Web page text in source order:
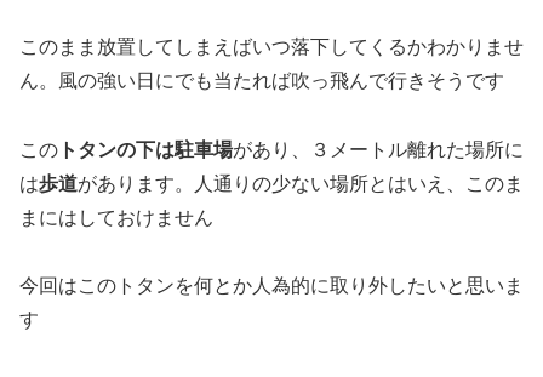
このまま放置してしまえばいつ落下してくるかわかりませ
ん。風の強い日にでも当たれば吹っ飛んで行きそうです
この トタンの下は駐車場があり、３メートル離れた場所に
は歩道があります。人通りの少ない場所とはいえ、このま
まにはしておけません
今回はこのトタンを何とか人為的に取り外したいと思いま
す